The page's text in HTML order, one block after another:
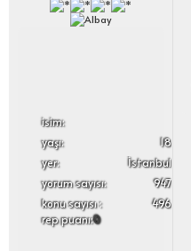
i̇sim:
yaşı:
18
yer:
İstanbul
yorum sayısı:
947
konu sayısı :
496
rep puanı:0